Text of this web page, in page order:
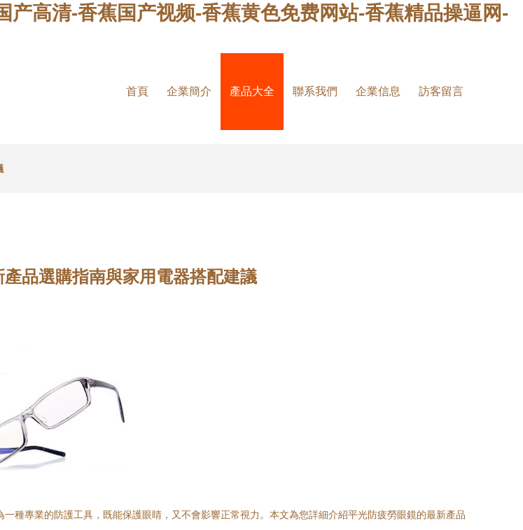
高清-香蕉国产视频-香蕉黄色免费网站-香蕉精品操逼网-
首頁 企業簡介 產品大全 聯系我們 企業信息 訪客留言
品選購指南與家用電器搭配建議
種專業的防護工具，既能保護眼睛，又不會影響正常視力。本文為您詳細介紹平光防疲勞眼鏡的最新產品